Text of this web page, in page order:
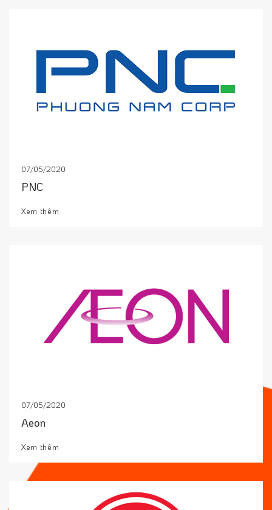
07/05/2020
PNC
Xem thêm
07/05/2020
Aeon
Xem thêm